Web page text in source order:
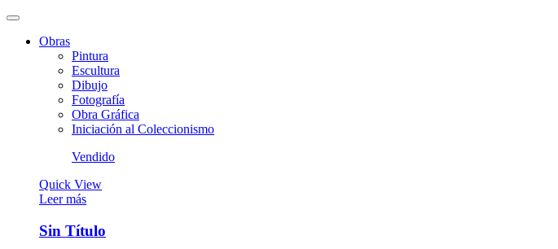
Obras
Pintura
Escultura
Dibujo
Fotografía
Obra Gráfica
Iniciación al Coleccionismo
Vendido
Quick View
Leer más
Sin Título